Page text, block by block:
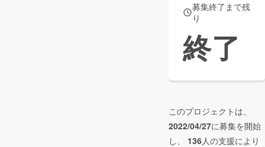
募集終了まで残
り
終了
このプロジェクトは、
2022/04/27に募集を開始
し、 136人の支援により